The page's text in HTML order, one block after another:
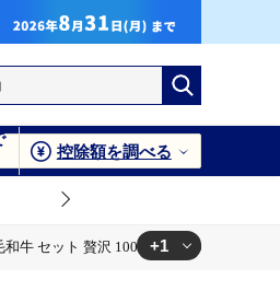
控除額を調べる
牛 セット 贅沢 100000 100000円 10万円
+1